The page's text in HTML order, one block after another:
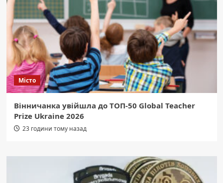
Місто
Вінничанка увійшла до ТОП-50 Global Teacher
Prize Ukraine 2026
23 години тому назад